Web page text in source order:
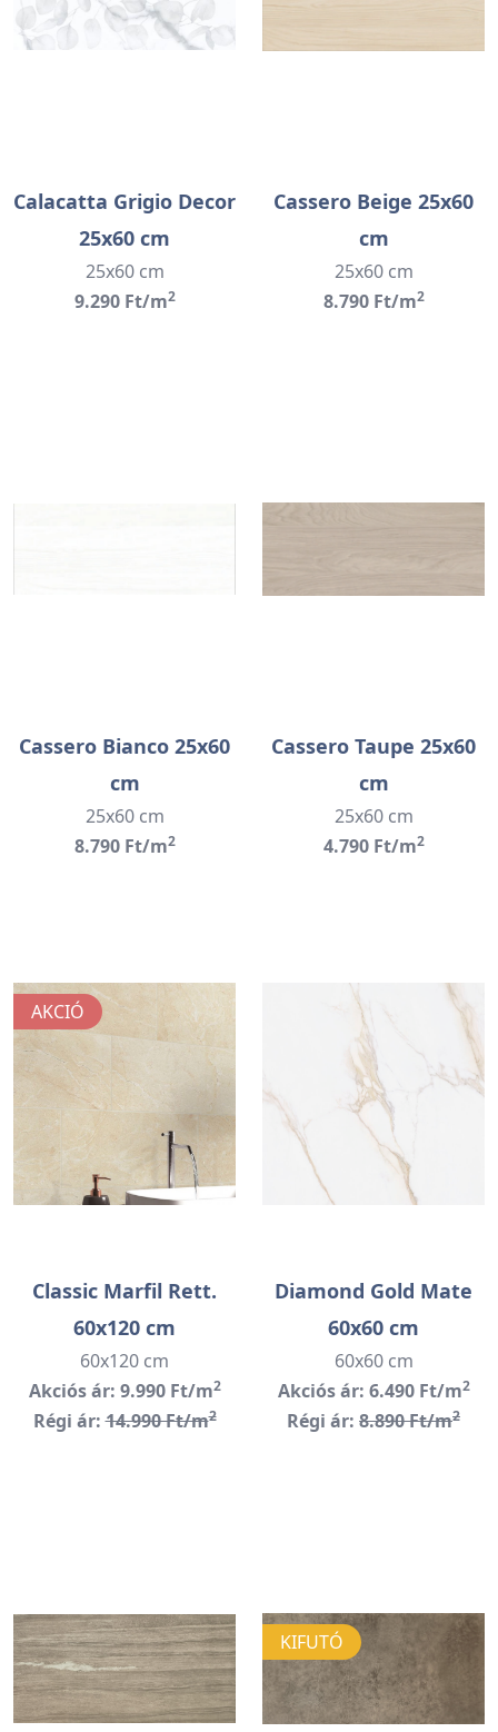
Calacatta Grigio Decor
25x60 cm
25x60 cm
9.290 Ft/m2
Cassero Beige 25x60
cm
25x60 cm
8.790 Ft/m2
Cassero Bianco 25x60
cm
25x60 cm
8.790 Ft/m2
Cassero Taupe 25x60
cm
25x60 cm
4.790 Ft/m2
AKCIÓ
Classic Marfil Rett.
60x120 cm
60x120 cm
Akciós ár: 9.990 Ft/m2
Régi ár:14.990 Ft/m2
Diamond Gold Mate
60x60 cm
60x60 cm
Akciós ár: 6.490 Ft/m2
Régi ár: 8.890 Ft/m2
KIFUTÓ